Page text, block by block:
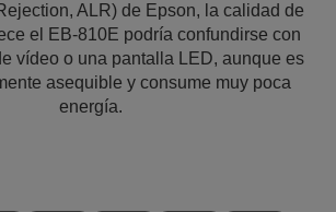
ALR) de Epson, la calidad de
el EB-810E podría confundirse con
vídeo o una pantalla LED, aunque es
asequible y consume muy poca
energía.